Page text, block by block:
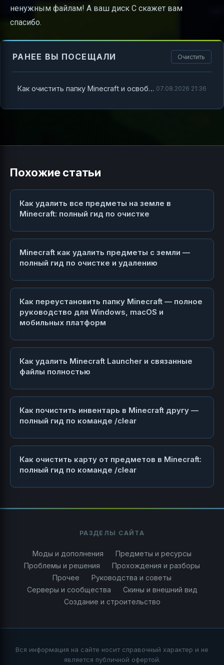
ненужным файлам! А ваш диск C скажет вам
спасибо.
РАНЕЕ ВЫ ПОСЕЩАЛИ Очистить
Как очистить папку Minecraft и освободить место на диске C 07.08.2026 21:36
Похожие статьи
Как удалить все предметы на земле в
Minecraft: полный гид по очистке
Minecraft как удалить предметы с земли —
полный гид по очистке и удалению
Как переустановить папку Minecraft — полное
руководство для Windows, macOS и
мобильных платформ
Как удалить Minecraft Launcher и связанные
файлы полностью
Как почистить инвентарь в Minecraft другу —
полный гид по команде /clear
Как очистить карту от предметов в Minecraft:
полный гид по команде /clear
РАЗДЕЛЫ САЙТА
Моды и дополнения
Предметы и ресурсы
Проблемы и решения
Прохождения и разборы
Прочее
Руководства и советы
Серверы и сообщества
Скины и внешний вид
Создание и строительство
Вся информация на сайте носит справочный характер и не
является публичной офертой.